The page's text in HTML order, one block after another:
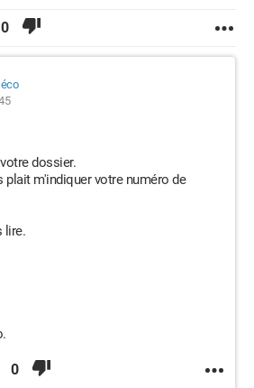
0
dossier.
plait m'indiquer votre numéro de
lire.
0